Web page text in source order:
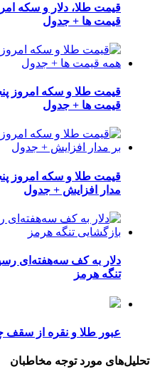
قیمت ها + جدول
قیمت ها + جدول
مدار افزایش + جدول
دلار به کف سه‌هفته‌ای
تنگه هرمز
عبور طلا و نقره از سقف
تحلیل‌های مورد توجه مخاطبان